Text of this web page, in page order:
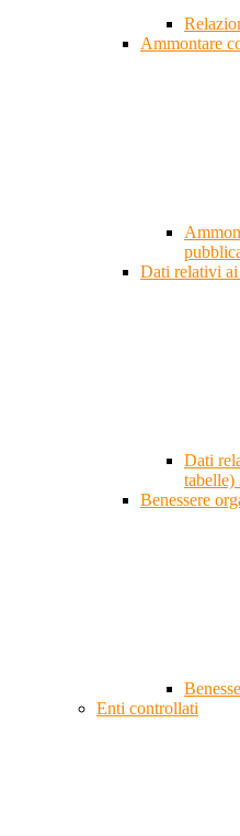
Ammontare
Dati relativi ai
Dati
tabelle)
Benessere
Enti controllati